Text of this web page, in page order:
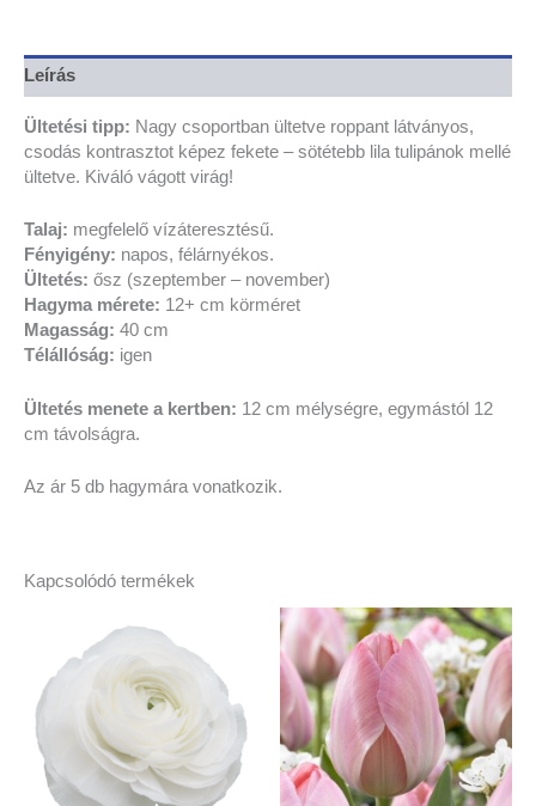
Leírás
Ültetési tipp: Nagy csoportban ültetve roppant látványos,
csodás kontrasztot képez fekete – sötétebb lila tulipánok mellé
ültetve. Kiváló vágott virág!
Talaj: megfelelő vízáteresztésű.
Fényigény: napos, félárnyékos.
Ültetés: ősz (szeptember – november)
Hagyma mérete: 12+ cm körméret
Magasság: 40 cm
Télállóság: igen
Ültetés menete a kertben: 12 cm mélységre, egymástól 12
cm távolságra.
Az ár 5 db hagymára vonatkozik.
Kapcsolódó termékek